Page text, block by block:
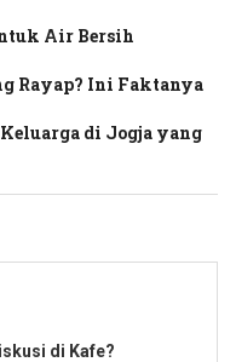
Air Bersih
Rayap? Ini Faktanya
di Jogja yang
di Kafe?